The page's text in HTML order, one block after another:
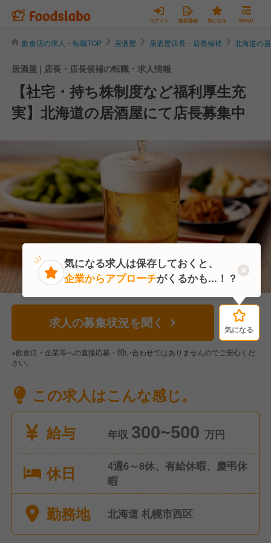
ログイン 新規登録 気になる MENU
飲食店の求人・転職TOP 居酒屋 居酒屋店長・店長候補 北海道の
居酒屋 | 店長・店長候補の転職・求人情報
【社宅・持ち株制度など福利厚生充
実】北海道の居酒屋にて店長募集中
求人の募集状況を聞く 気になる
※飲食店・企業等への直接応募・問い合わせではありませんのでご安心くだ
さい。
この求人はこんな感じ。
給与
年収 300~500 万円
休日
4週6～8休、有給休暇、慶弔休
暇
勤務地 北海道 札幌市西区
気になる
気になる求人は保存しておくと、
企業からアプローチがくるかも...！？